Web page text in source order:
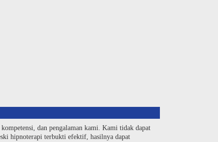
dan pengalaman kami. Kami tidak dapat
hipnoterapi terbukti efektif, hasilnya dapat